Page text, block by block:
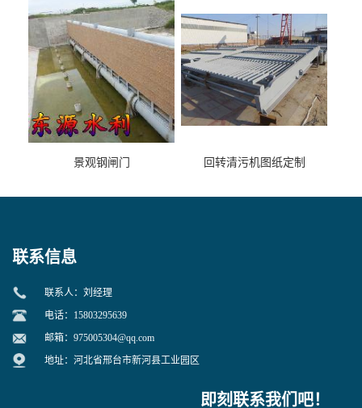
景观钢闸门 回转清污机图纸定制
联系信息
联系人：刘经理
电话：15803295639
邮箱： 975005304@qq.com
地址：河北省邢台市新河县工业园区
即刻联系我们吧！